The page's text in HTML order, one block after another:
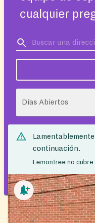
cualquier
Días Abiertos
continuación.
Lemontree no cubre